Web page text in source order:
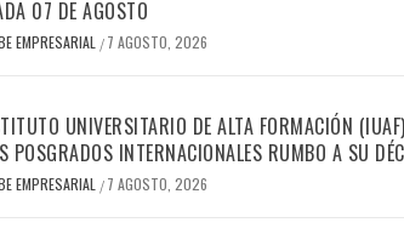
07 DE AGOSTO
EMPRESARIAL / 7 AGOSTO, 2026
UNIVERSITARIO DE ALTA FORMACIÓN
POSGRADOS INTERNACIONALES RUMBO A SU
EMPRESARIAL / 7 AGOSTO, 2026